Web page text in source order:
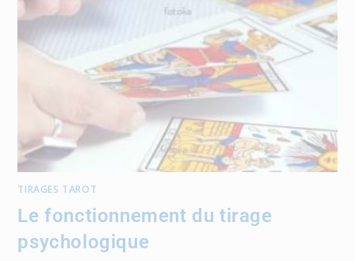
TIRAGES TAROT
Le fonctionnement du tirage
psychologique